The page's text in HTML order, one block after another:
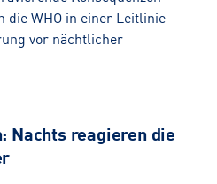
die WHO in einer Leitlinie
vor nächtlicher
Nachts reagieren die